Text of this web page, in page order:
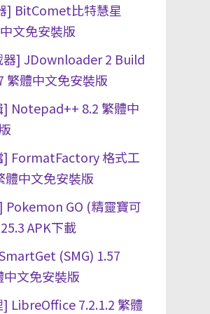
] BitComet比特慧星
文免安裝版
器] JDownloader 2 Build
繁體中文免安裝版
] Notepad++ 8.2 繁體中
] FormatFactory 格式工
體中文免安裝版
Pokemon GO (精靈寶可
APK下載
(SMG) 1.57
中文免安裝版
LibreOffice 7.2.1.2 繁體